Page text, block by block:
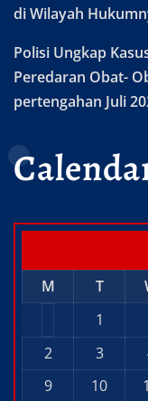
di Wilayah
Polisi Ungkap
Peredaran Obat-
pertengahan Juli
M
T
1
2
3
9
10